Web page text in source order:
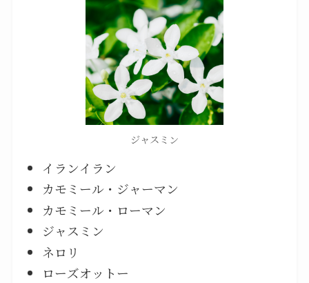
ジャスミン
イランイラン
カモミール・ジャーマン
カモミール・ローマン
ジャスミン
ネロリ
ローズオットー